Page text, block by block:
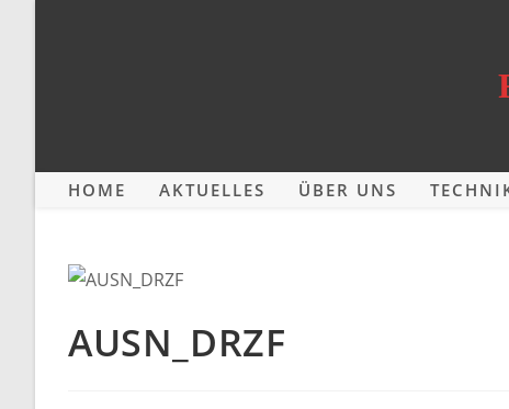
HOME AKTUELLES ÜBER UNS
AUSN_DRZF